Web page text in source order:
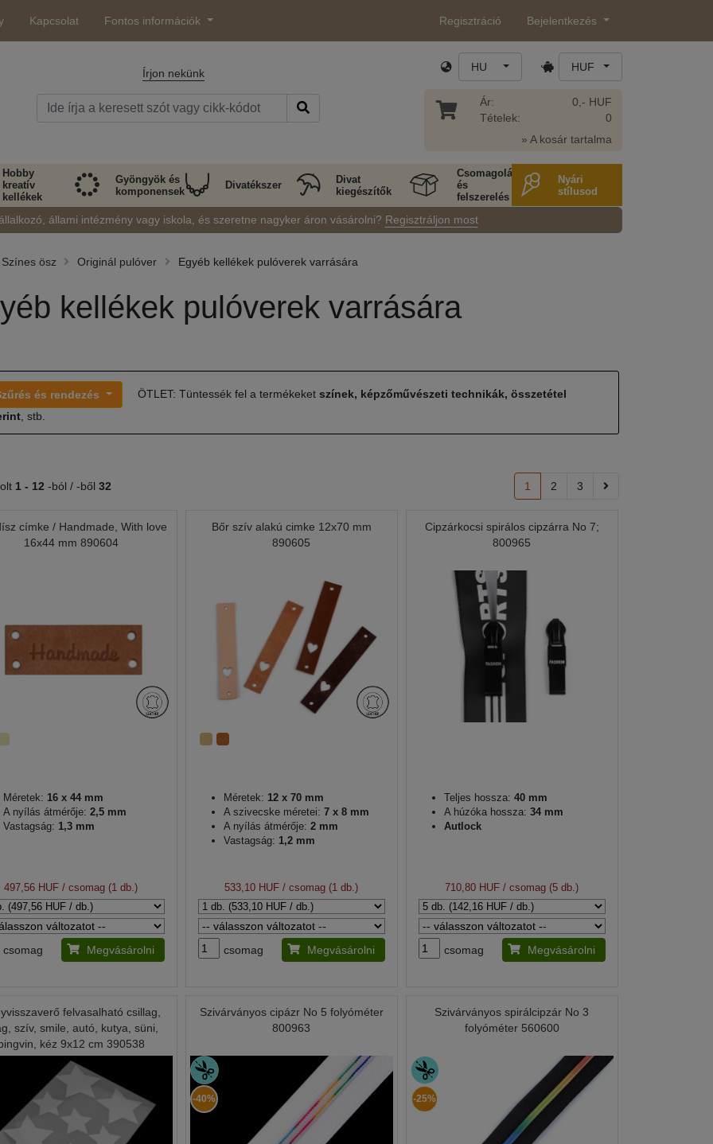
Kapcsolat Fontos információk Regisztráció Bejelentkezés
Írjon nekünk HU HUF
Ár:
Tételek:
0,- HUF
0
» A kosár tartalma
Hobby
kreatív
kellékek
Gyöngyök és
komponensek
Divatékszer
Divat
kiegészítők
Csomagolás
és
felszerelés
Nyári
stílusod
állami intézmény vagy iskola, és szeretne nagyker áron vásárolni? Regisztráljon most
Színes ösz Originál pulóver Egyéb kellékek pulóverek varrására
kellékek pulóverek varrására
és rendezés ÖTLET: Tüntessék fel a termékeket színek, képzőművészeti technikák, összetétel
, stb.
1 - 12 -ból / -ből 32 1 2 3
címke / Handmade, With love
16x44 mm 890604
Méretek: 16 x 44 mm
A nyílás átmérője: 2,5 mm
Vastagság: 1,3 mm
497,56 HUF / csomag (1 db.)
csomag Megvásárolni
Bőr szív alakú cimke 12x70 mm
890605
Méretek: 12 x 70 mm
A szivecske méretei: 7 x 8 mm
A nyílás átmérője: 2 mm
Vastagság: 1,2 mm
533,10 HUF / csomag (1 db.)
csomag Megvásárolni
Cipzárkocsi spirálos cipzárra No 7;
800965
Teljes hossza: 40 mm
A húzóka hossza: 34 mm
Autlock
710,80 HUF / csomag (5 db.)
csomag Megvásárolni
felvasalható csillag,
szív, smile, autó, kutya, süni,
kéz 9x12 cm 390538
Szivárványos cipázr No 5 folyóméter
800963
-40%
Szivárványos spirálcipzár No 3
folyóméter 560600
-25%